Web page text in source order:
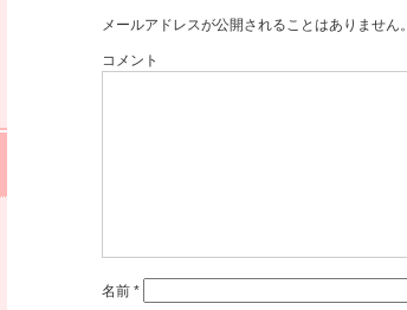
メールアドレスが公開されることはありません。
コメント
名前 *